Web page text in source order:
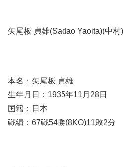
矢尾板 貞雄(Sadao Yaoita)(中村)
本名：矢尾板 貞雄
生年月日：1935年11月28日
国籍：日本
戦績：67戦54勝(8KO)11敗2分